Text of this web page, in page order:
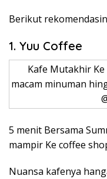
Berikut
1. Yuu Coffee
Kafe Mutakhir
macam minuman
5 menit Bersama
mampir Ke coffee
Nuansa kafenya